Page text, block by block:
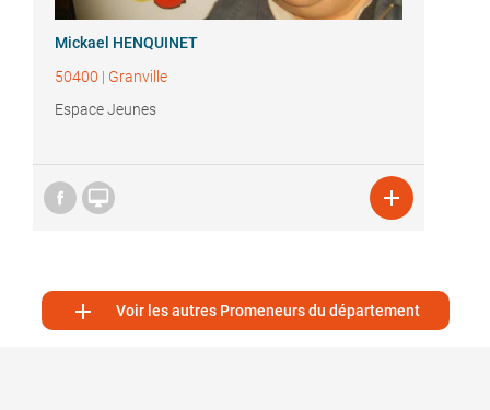
Mickael HENQUINET
50400 | Granville
Espace Jeunes
 
 Voir les autres Promeneurs du département